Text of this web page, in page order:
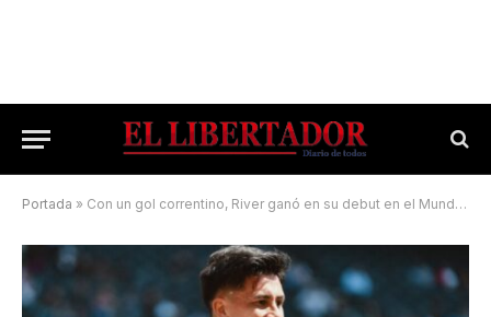
Portada » Con un gol correntino, River ganó en su debut en el Mundial de Clubes